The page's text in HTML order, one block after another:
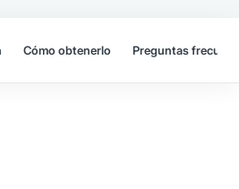
Cómo obtenerlo Preguntas